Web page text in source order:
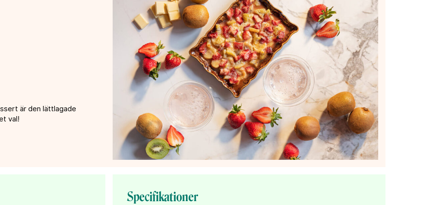
är den lättlagade
val!
Specifikationer